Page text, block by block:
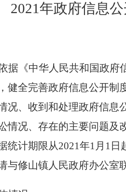
2021年政府信息
据《中华人民共和国政府
健全完善政府信息公开制
况、收到和处理政府信息
情况、存在的主要问题及
统计期限从2021年1月1日
与修山镇人民政府办公室